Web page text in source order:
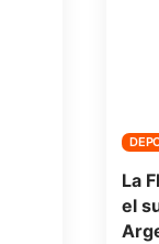
La
el